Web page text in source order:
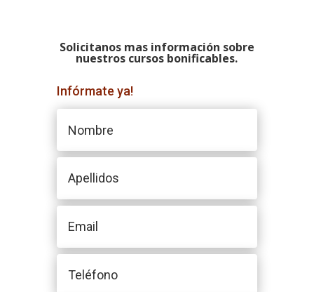
Solicitanos mas información sobre
nuestros cursos bonificables.
Infórmate ya!